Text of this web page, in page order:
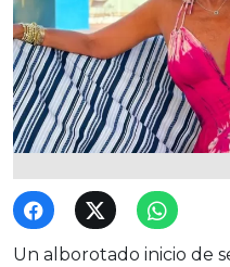
Un alborotado inicio de